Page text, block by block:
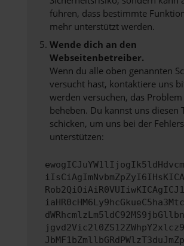
führen, dass bestimmte
mehr unterstützt werden.
Wende dich an den
Webseitenbetreiber.
Wenn du alle oben genannten
versucht hast, kontaktiere uns
werden versuchen, das Problem
beheben. Du kannst uns diesen
schicken, um uns bei der
unterstützen: